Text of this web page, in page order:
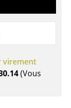
virement
(Vous